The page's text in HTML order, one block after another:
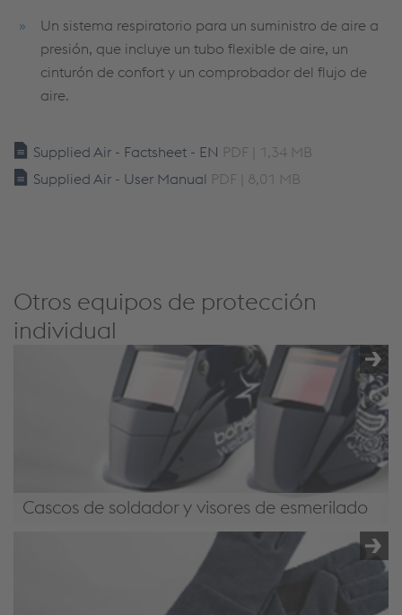
Un sistema respiratorio para un suministro de aire a
presión, que incluye un tubo flexible de aire, un
cinturón de confort y un comprobador del flujo de
aire.
Supplied Air - Factsheet - EN PDF | 1,34 MB
Supplied Air - User Manual PDF | 8,01 MB
Otros equipos de protección
individual
Cascos de soldador y visores de esmerilado
Cascos de soldador y visores de esmerilado